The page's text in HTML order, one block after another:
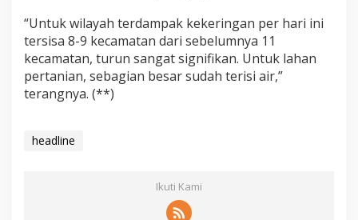
“Untuk wilayah terdampak kekeringan per hari ini
tersisa 8-9 kecamatan dari sebelumnya 11
kecamatan, turun sangat signifikan. Untuk lahan
pertanian, sebagian besar sudah terisi air,”
terangnya. (**)
headline
Ikuti Kami